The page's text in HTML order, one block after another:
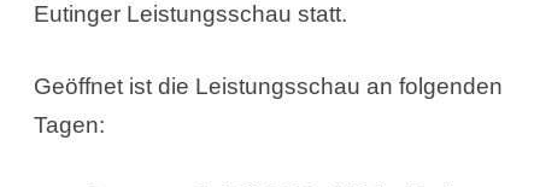
Eutinger Leistungsschau statt.
Geöffnet ist die Leistungsschau an folgenden
Tagen: